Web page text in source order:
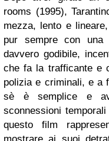
rooms (1995),
mezza, lento e
pur sempre con una
davvero godibile,
che fa la trafficante e
polizia e criminali, e a
sè è semplice e
sconnessioni
questo film